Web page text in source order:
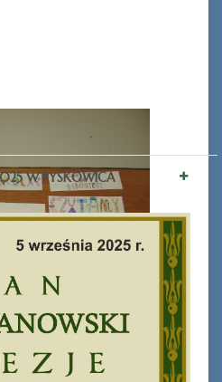
W PYSKOWICA